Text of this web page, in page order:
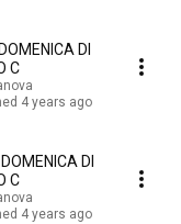
DI
C
4 years ago
DI
C
4 years ago